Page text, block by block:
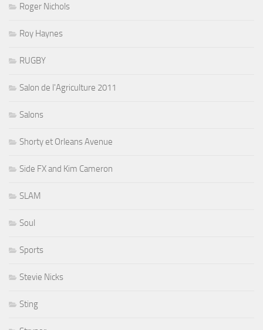
Roger Nichols
Roy Haynes
RUGBY
Salon de l'Agriculture 2011
Salons
Shorty et Orleans Avenue
Side FX and Kim Cameron
SLAM
Soul
Sports
Stevie Nicks
Sting